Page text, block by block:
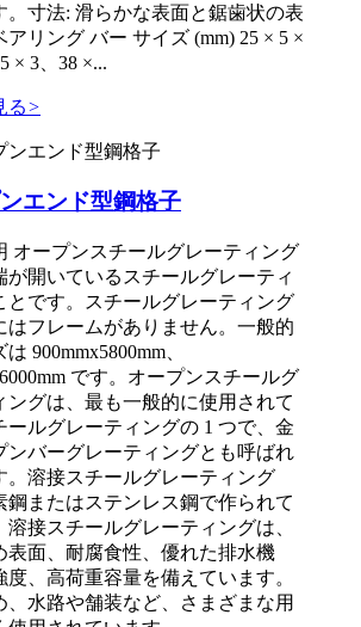
。寸法: 滑らかな表面と鋸歯状の表
アリング バー サイズ (mm) 25 × 5 ×
× 3、38 ×...
る>
エンド型鋼格子
オープンスチールグレーティング
が開いているスチールグレーティ
とです。スチールグレーティング
はフレームがありません。一般的
900mmx5800mm、
です。オープンスチールグ
ングは、最も一般的に使用されて
ールグレーティングの 1 つで、金
ンバーグレーティングとも呼ばれ
。溶接スチールグレーティング
鋼またはステンレス鋼で作られて
溶接スチールグレーティングは、
表面、耐腐食性、優れた排水機
度、高荷重容量を備えています。
、水路や舗装など、さまざまな用